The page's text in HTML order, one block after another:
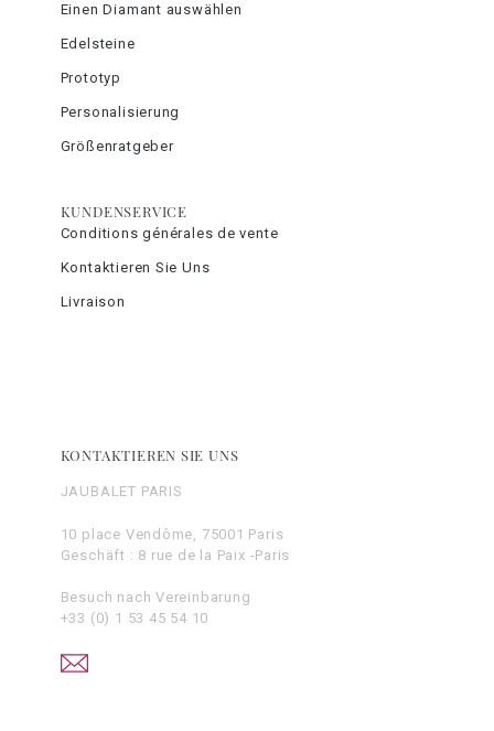
Einen Diamant auswählen
Edelsteine
Prototyp
Personalisierung
Größenratgeber
KUNDENSERVICE
Conditions générales de vente
Kontaktieren Sie Uns
Livraison
KONTAKTIEREN SIE UNS
JAUBALET PARIS
10 place Vendôme, 75001 Paris
Geschäft : 8 rue de la Paix -Paris
Besuch nach Vereinbarung
+33 (0) 1 53 45 54 10